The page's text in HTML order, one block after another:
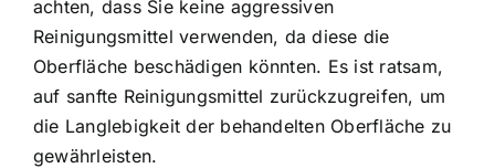
achten, dass Sie keine aggressiven
Reinigungsmittel verwenden, da diese die
Oberfläche beschädigen könnten. Es ist ratsam,
auf sanfte Reinigungsmittel zurückzugreifen, um
die Langlebigkeit der behandelten Oberfläche zu
gewährleisten.